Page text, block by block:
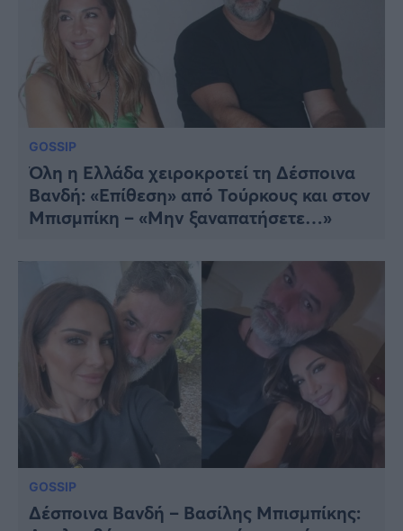
GOSSIP
Όλη η Ελλάδα χειροκροτεί τη Δέσποινα
Βανδή: «Επίθεση» από Τούρκους και στον
Μπισμπίκη – «Μην ξαναπατήσετε…»
GOSSIP
Δέσποινα Βανδή – Βασίλης Μπισμπίκης: